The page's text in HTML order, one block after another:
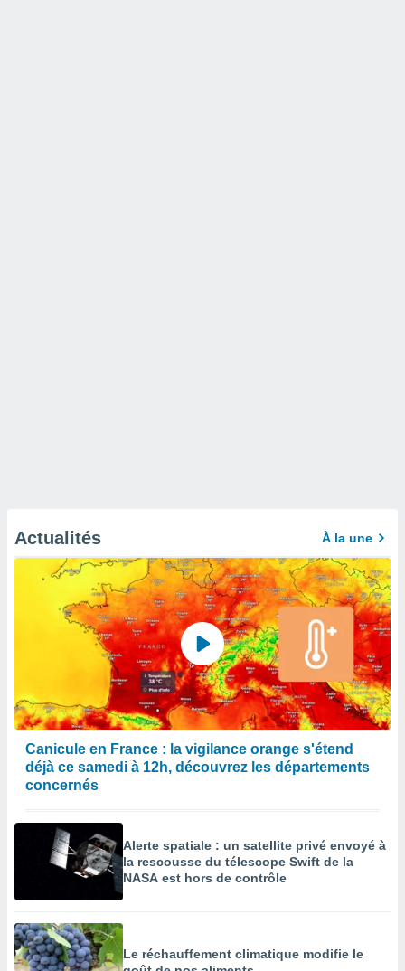
Actualités À la une
Canicule en France : la vigilance orange s'étend
déjà ce samedi à 12h, découvrez les départements
concernés
Alerte spatiale : un satellite privé envoyé à
la rescousse du télescope Swift de la
NASA est hors de contrôle
Le réchauffement climatique modifie le